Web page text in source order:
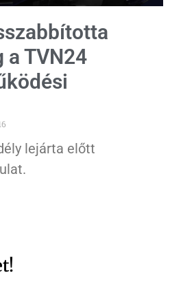
a TVN24
lejárta előtt